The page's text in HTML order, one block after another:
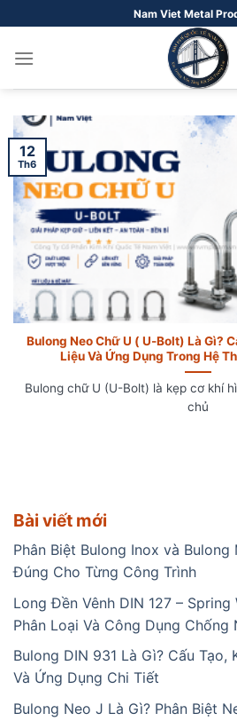
qua
nội
Nam Viet Metal
Bài viết mới
Phân Biệt Bulong Inox và
Đúng Cho Từng Công Trình
Long Đền Vênh DIN 127 – Spring
Phân Loại Và Công Dụng Chống
Bulong DIN 931 Là Gì? Cấu Tạo,
Và Ứng Dụng Chi Tiết
Bulong Neo J Là Gì? Phân Biệt
Bulong Neo Chữ U ( U-Bolt) Là Gì?
Liệu Và Ứng Dụng Trong Hệ
Bulong chữ U (U-Bolt) là kẹp cơ khí
chủ
12
Th6